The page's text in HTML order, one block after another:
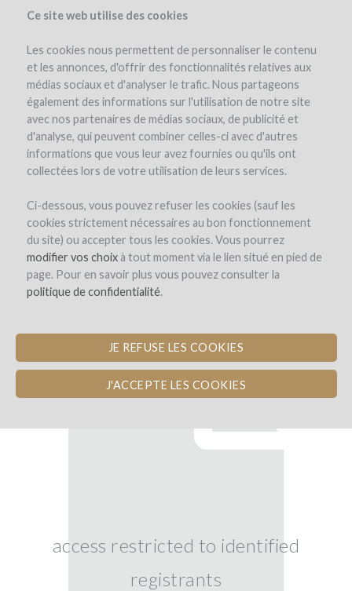
Ce site web utilise des cookies
Les cookies nous permettent de personnaliser le contenu
et les annonces, d'offrir des fonctionnalités relatives aux
médias sociaux et d'analyser le trafic. Nous partageons
également des informations sur l'utilisation de notre site
avec nos partenaires de médias sociaux, de publicité et
d'analyse, qui peuvent combiner celles-ci avec d'autres
informations que vous leur avez fournies ou qu'ils ont
collectées lors de votre utilisation de leurs services.
Ci-dessous, vous pouvez refuser les cookies (sauf les
cookies strictement nécessaires au bon fonctionnement
du site) ou accepter tous les cookies. Vous pourrez
modifier vos choixà tout moment via le lien situé en pied de
page. Pour en savoir plus vous pouvez consulter la
politique de confidentialité.
JE REFUSE LES COOKIES
J'ACCEPTE LES COOKIES
el proyecto noticias (0) winefunders (0) comentarios (0)
CLOS BEL AIR
TAKE PART IN A SUSTAINABLE WINE-
GROWING PROJECT IN POMEROL
access restricted to identified
registrants